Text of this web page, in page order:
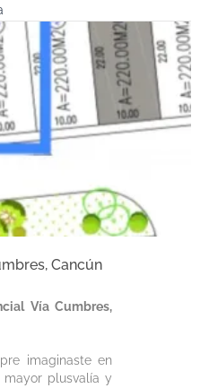
Cancún
Vía Cumbres,
imaginaste en
plusvalía y